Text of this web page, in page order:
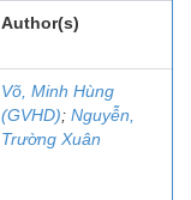
Author(s)
Võ, Minh Hùng
(GVHD); Nguyễn,
Trường Xuân